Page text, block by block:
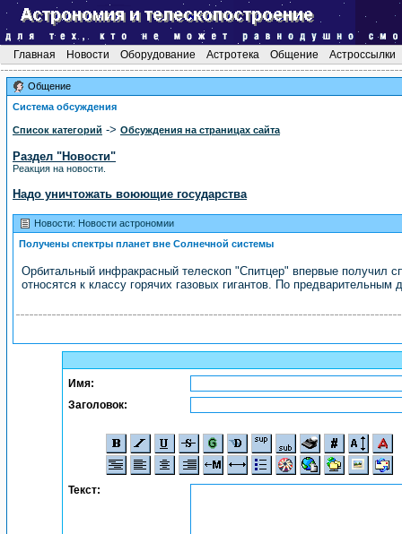
Главная Новости Оборудование Астротека Общение Астроссылки
Общение
Система обсуждения
Список категорий -> Обсуждения на страницах сайта
Раздел "Новости"
Реакция на новости.
Надо уничтожать воюющие государства
Новости: Новости астрономии
Получены спектры планет вне Солнечной системы
Орбитальный инфракрасный телескоп "Спитцер" впервые получил
относятся к классу горячих газовых гигантов. По
Имя:
Заголовок:
Текст: